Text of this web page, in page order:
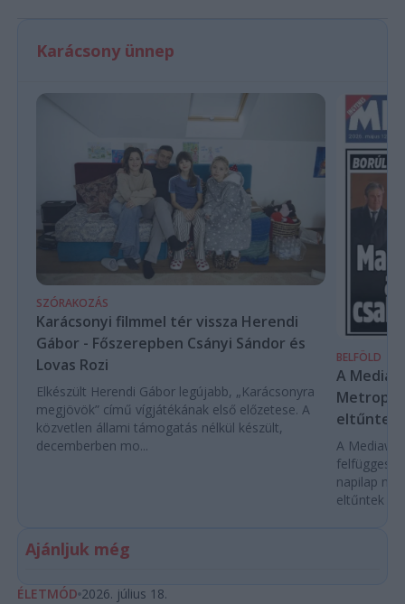
Karácsony ünnep
SZÓRAKOZÁS
Karácsonyi filmmel tér vissza Herendi
Gábor - Főszerepben Csányi Sándor és
Lovas Rozi
Elkészült Herendi Gábor legújabb, „Karácsonyra
megjövök” című vígjátékának első előzetese. A
közvetlen állami támogatás nélkül készült,
decemberben mo...
BELFÖLD
A
Metropol
eltűntek
A
napilap
eltűntek
Ajánljuk még
ÉLETMÓD 2026. július 18.